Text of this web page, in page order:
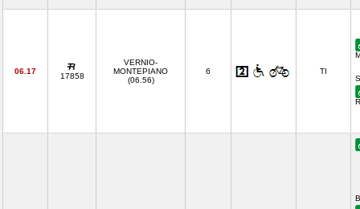
06.17
17858
VERNIO-
MONTEPIANO
(06.56)
6 TI